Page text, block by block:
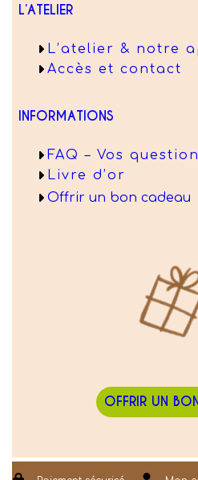
L’ATELIER
L’atelier & notre
Accès et contact
INFORMATIONS
FAQ – Vos
Livre d’or
Offrir un bon cadeau
OFFRIR UN